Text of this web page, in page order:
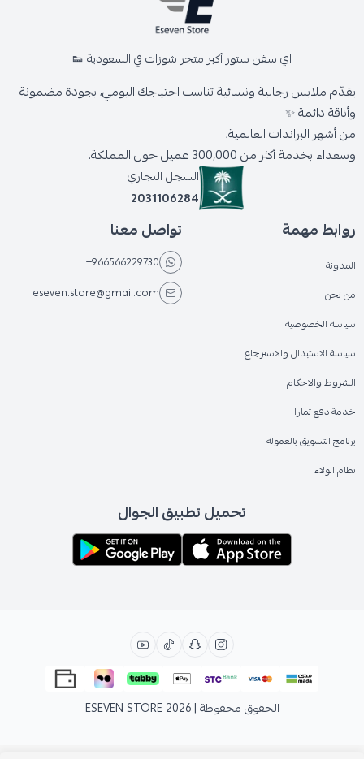
اي سفن ستور أكبر متجر شوزات في السعودية 👟
يقدّم ملابس رجالية ونسائية تناسب احتياجك اليومي، بجودة مضمونة
وأناقة دائمة ✨
من أشهر البراندات العالمية،
وسعداء بخدمة أكثر من 300,000 عميل حول المملكة.
السجل التجاري
2031106284
روابط مهمة
المدونة
من نحن
سياسة الخصوصية
سياسة الاستبدال والاسترجاع
الشروط والاحكام
خدمة دفع تمارا
برنامج التسويق بالعمولة
نظام الولاء
تواصل معنا
+966566229730
eseven.store@gmail.com
تحميل تطبيق الجوال
الحقوق محفوظة | 2026 ESEVEN STORE